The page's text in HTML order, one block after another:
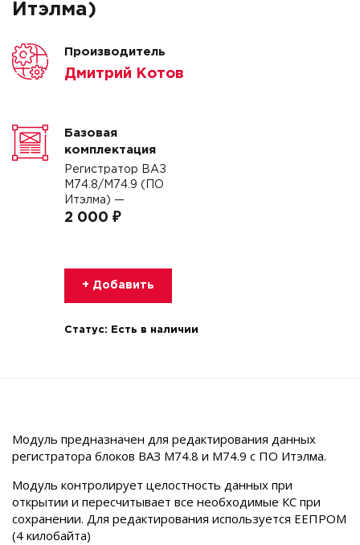
Итэлма)
Производитель
Дмитрий Котов
Базовая
комплектация
Регистратор ВАЗ
М74.8/М74.9 (ПО
Итэлма) —
2 000 ₽
+ Добавить
Статус: Есть в наличии
Модуль предназначен для редактирования данных
регистратора блоков ВАЗ М74.8 и М74.9 с ПО Итэлма.
Модуль контролирует целостность данных при
открытии и пересчитывает все необходимые КС при
сохранении. Для редактирования используется ЕЕПРОМ
(4 килобайта)